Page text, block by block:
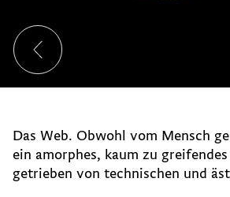
Das Web. Obwohl vom Mensch
ein amorphes, kaum zu
getrieben von technischen und